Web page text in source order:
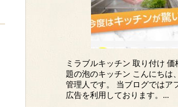
ミラブルキッチン 取り付け
題の泡のキッチン こんにちは
管理人です。 当ブログではア
広告を利用しております。...